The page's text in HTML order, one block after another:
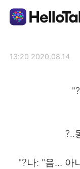
2020.08.14 13:20
나: "음... 아